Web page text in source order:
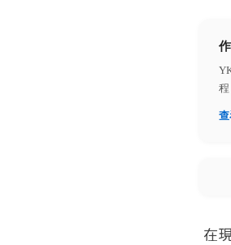
在